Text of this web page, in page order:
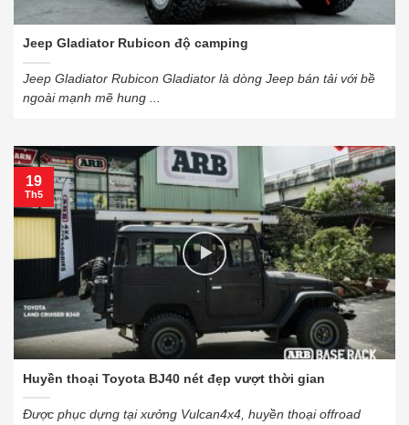
Jeep Gladiator Rubicon độ camping
Jeep Gladiator Rubicon Gladiator là dòng Jeep bán tải với bề
ngoài mạnh mẽ hung ...
Huyền thoại Toyota BJ40 nét đẹp vượt thời gian
Được phục dựng tại xưởng Vulcan4x4, huyền thoại offroad
19
Th5